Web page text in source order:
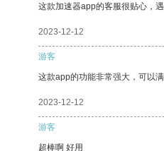
这款加速器app的客服很贴心，
2023-12-12
游客
这款app的功能非常强大，可以
2023-12-12
游客
超棒啊 好用